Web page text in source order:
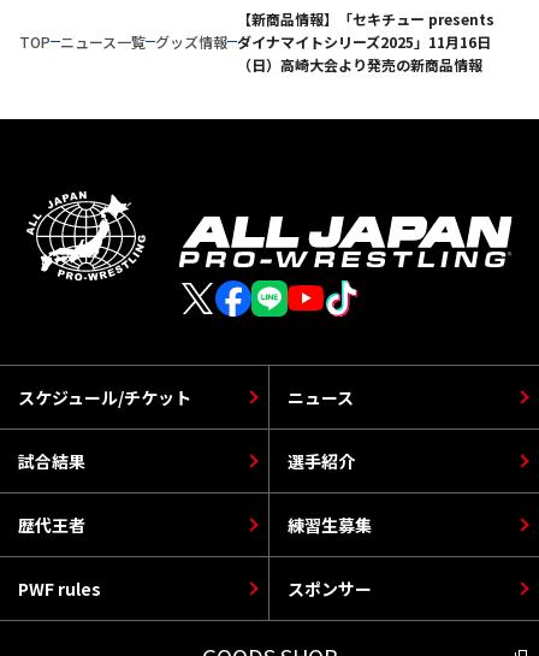
TOP ニュース一覧 グッズ情報
【新商品情報】「セキチュー presents
ダイナマイトシリーズ2025」11月16日
（日）高崎大会より発売の新商品情報
スケジュール/チケット
選手紹介
PWF rules
ニュース
歴代王者
スポンサー
試合結果
練習生募集